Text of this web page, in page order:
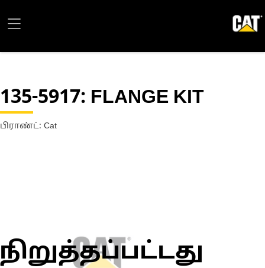
135-5917: FLANGE KIT
பிராண்ட்: Cat
நிறுத்தப்பட்டது